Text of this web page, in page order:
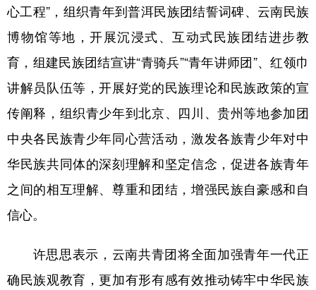
心工程”，组织青年到普洱民族团结誓词碑、云南民族
博物馆等地，开展沉浸式、互动式民族团结进步教
育，组建民族团结宣讲“青骑兵”“青年讲师团”、红领巾
讲解员队伍等，开展好党的民族理论和民族政策的宣
传阐释，组织青少年到北京、四川、贵州等地参加团
中央各民族青少年同心营活动，激发各族青少年对中
华民族共同体的深刻理解和坚定信念，促进各族青年
之间的相互理解、尊重和团结，增强民族自豪感和自
信心。
许思思表示，云南共青团将全面加强青年一代正
确民族观教育，更加有形有感有效推动铸牢中华民族